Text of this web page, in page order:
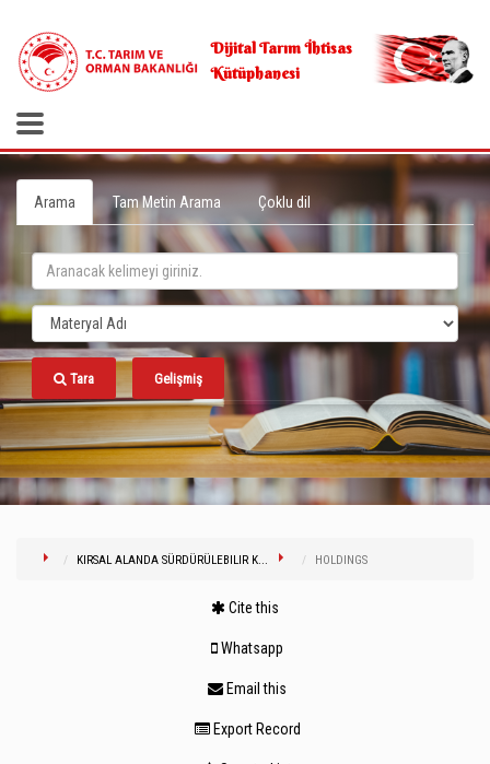
Dijital Tarım İhtisas
Kütüphanesi
Arama Tam Metin Arama Çoklu dil
Tara Gelişmiş
KIRSAL ALANDA SÜRDÜRÜLEBILIR K... HOLDINGS
Cite this
Whatsapp
Email this
Export Record